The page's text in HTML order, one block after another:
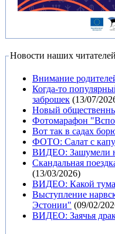
Новости наших
Внимание
Когда-то
заброшек (13/07/
Новый
Фотомарафон
Вот так в садах
ФОТО: Салат с
ВИДЕО: Зашумели
Скандальная
(13/03/2026)
ВИДЕО: Какой
Выступление
Эстонии" (09/02/
ВИДЕО: Заячья